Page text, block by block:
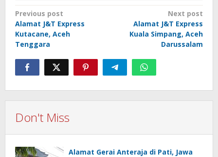
Post
navigation
Previous post
Alamat J&T Express
Kutacane, Aceh
Tenggara
Next post
Alamat J&T Express
Kuala Simpang, Aceh
Darussalam
Don't Miss
Alamat Gerai Anteraja di Pati, Jawa